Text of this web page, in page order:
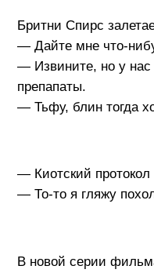
Бритни Спирс
— Дайте мне что-
— Извините, но у нас
препапаты.
— Тьфу, блин тогда
— Киотский протокол
— То-то я гляжу
В новой серии